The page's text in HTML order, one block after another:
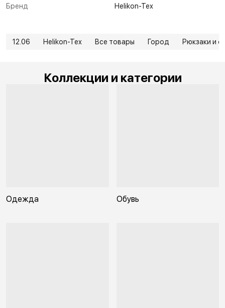
Бренд
Helikon-Tex
12.06 Helikon-Tex Все товары Город Рюкзаки и
Коллекции и категории
Одежда Обувь